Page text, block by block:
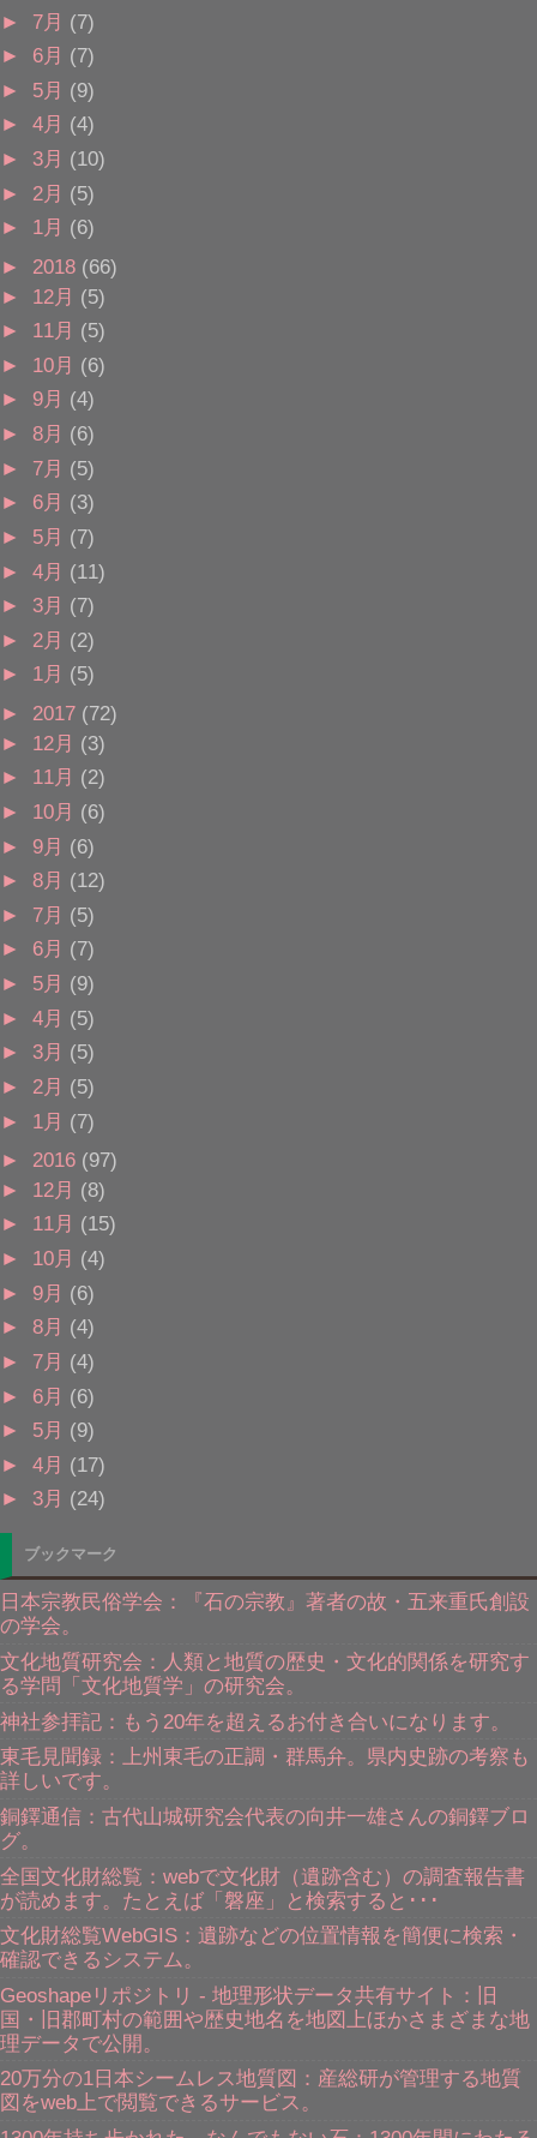
► 7月 (7)
► 6月 (7)
► 5月 (9)
► 4月 (4)
► 3月 (10)
► 2月 (5)
► 1月 (6)
► 2018 (66)
► 12月 (5)
► 11月 (5)
► 10月 (6)
► 9月 (4)
► 8月 (6)
► 7月 (5)
► 6月 (3)
► 5月 (7)
► 4月 (11)
► 3月 (7)
► 2月 (2)
► 1月 (5)
► 2017 (72)
► 12月 (3)
► 11月 (2)
► 10月 (6)
► 9月 (6)
► 8月 (12)
► 7月 (5)
► 6月 (7)
► 5月 (9)
► 4月 (5)
► 3月 (5)
► 2月 (5)
► 1月 (7)
► 2016 (97)
► 12月 (8)
► 11月 (15)
► 10月 (4)
► 9月 (6)
► 8月 (4)
► 7月 (4)
► 6月 (6)
► 5月 (9)
► 4月 (17)
► 3月 (24)
ブックマーク
日本宗教民俗学会：『石の宗教』著者の故・五来重氏創設
の学会。
文化地質研究会：人類と地質の歴史・文化的関係を研究す
る学問「文化地質学」の研究会。
神社参拝記：もう20年を超えるお付き合いになります。
東毛見聞録：上州東毛の正調・群馬弁。県内史跡の考察も
詳しいです。
銅鐸通信：古代山城研究会代表の向井一雄さんの銅鐸ブロ
グ。
全国文化財総覧：webで文化財（遺跡含む）の調査報告書
が読めます。たとえば「磐座」と検索すると･･･
文化財総覧WebGIS：遺跡などの位置情報を簡便に検索・
確認できるシステム。
Geoshapeリポジトリ - 地理形状データ共有サイト：旧
国・旧郡町村の範囲や歴史地名を地図上ほかさまざまな地
理データで公開。
20万分の1日本シームレス地質図：産総研が管理する地質
図をweb上で閲覧できるサービス。